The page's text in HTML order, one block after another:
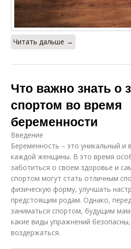
Читать дальше →
Что важно знать о
спортом во время
беременности
Введение
Беременность – это уникальный
каждой женщины. В это время
заботиться о своем здоровье и
спортом могут стать отличным
физическую форму, улучшать
предстоящим родам. Однако,
заниматься спортом, будущим
какие виды упражнений
воздержаться.